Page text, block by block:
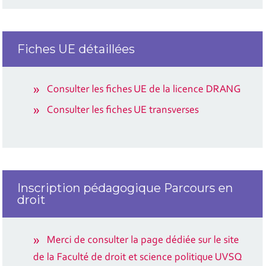
Fiches UE détaillées
Consulter les fiches UE de la licence DRANG
Consulter les fiches UE transverses
Inscription pédagogique Parcours en
droit
Merci de consulter la page dédiée sur le site
de la Faculté de droit et science politique UVSQ